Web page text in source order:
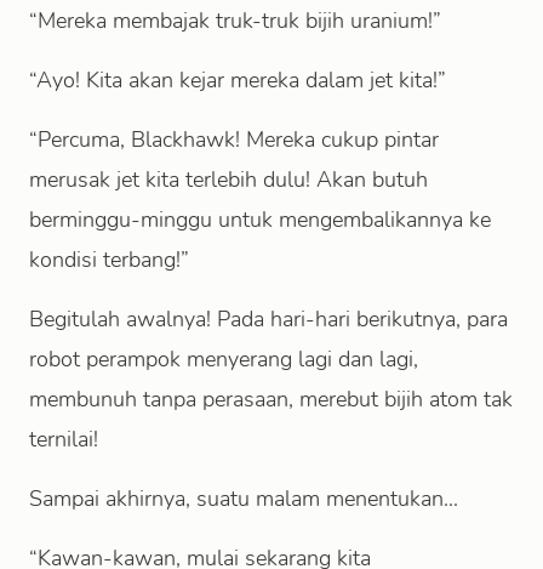
“Mereka membajak truk-truk bijih uranium!”
“Ayo! Kita akan kejar mereka dalam jet kita!”
“Percuma, Blackhawk! Mereka cukup pintar
merusak jet kita terlebih dulu! Akan butuh
berminggu-minggu untuk mengembalikannya ke
kondisi terbang!”
Begitulah awalnya! Pada hari-hari berikutnya, para
robot perampok menyerang lagi dan lagi,
membunuh tanpa perasaan, merebut bijih atom tak
ternilai!
Sampai akhirnya, suatu malam menentukan...
“Kawan-kawan, mulai sekarang kita